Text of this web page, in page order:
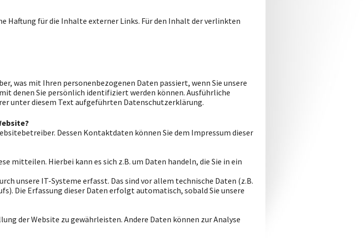
für die Inhalte externer Links. Für den Inhalt der verlinkten
was mit Ihren personenbezogenen Daten passiert, wenn Sie unsere
denen Sie persönlich identifiziert werden können. Ausführliche
unter diesem Text aufgeführten Datenschutzerklärung.
Dessen Kontaktdaten können Sie dem Impressum dieser
mitteilen. Hierbei kann es sich z.B. um Daten handeln, die Sie in ein
unsere IT-Systeme erfasst. Das sind vor allem technische Daten (z.B.
Die Erfassung dieser Daten erfolgt automatisch, sobald Sie unsere
der Website zu gewährleisten. Andere Daten können zur Analyse